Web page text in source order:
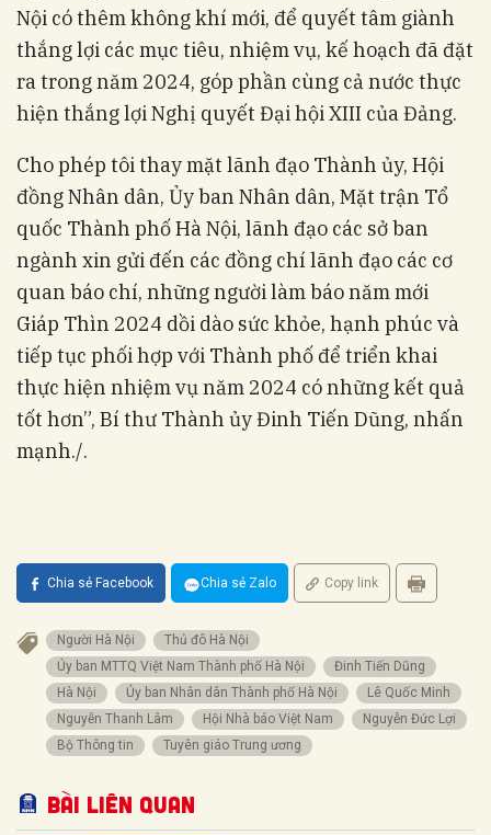
Nội có thêm không khí mới, để quyết tâm giành
thắng lợi các mục tiêu, nhiệm vụ, kế hoạch đã đặt
ra trong năm 2024, góp phần cùng cả nước thực
hiện thắng lợi Nghị quyết Đại hội XIII của Đảng.
Cho phép tôi thay mặt lãnh đạo Thành ủy, Hội
đồng Nhân dân, Ủy ban Nhân dân, Mặt trận Tổ
quốc Thành phố Hà Nội, lãnh đạo các sở ban
ngành xin gửi đến các đồng chí lãnh đạo các cơ
quan báo chí, những người làm báo năm mới
Giáp Thìn 2024 dồi dào sức khỏe, hạnh phúc và
tiếp tục phối hợp với Thành phố để triển khai
thực hiện nhiệm vụ năm 2024 có những kết quả
tốt hơn”, Bí thư Thành ủy Đinh Tiến Dũng, nhấn
mạnh./.
Chia sẻ Facebook Chia sẻ Zalo Copy link
Người Hà Nội
Thủ đô Hà Nội
Ủy ban MTTQ Việt Nam Thành phố Hà Nội
Đinh Tiến Dũng
Hà Nội
Ủy ban Nhân dân Thành phố Hà Nội
Lê Quốc Minh
Nguyễn Thanh Lâm
Hội Nhà báo Việt Nam
Nguyễn Đức Lợi
Bộ Thông tin
Tuyên giáo Trung ương
Bài liên quan